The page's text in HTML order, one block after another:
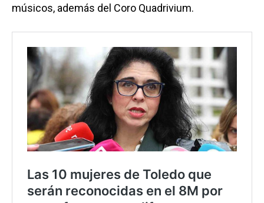
músicos, además del Coro Quadrivium.